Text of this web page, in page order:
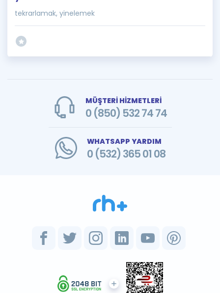
tekrarlamak, yinelemek
MÜŞTERİ HİZMETLERİ
0 (850) 532 74 74
WHATSAPP YARDIM
0 (532) 365 01 08